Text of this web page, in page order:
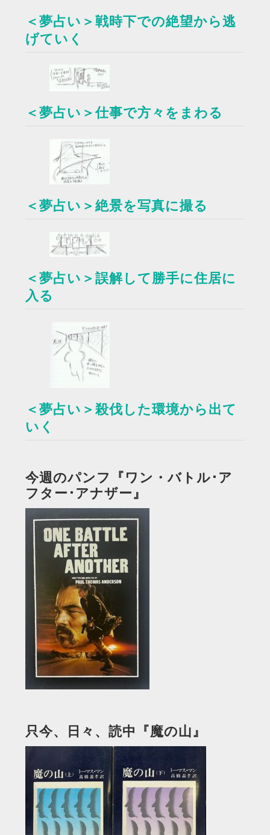
＜夢占い＞戦時下での絶望から逃
げていく
＜夢占い＞仕事で方々をまわる
＜夢占い＞絶景を写真に撮る
＜夢占い＞誤解して勝手に住居に
入る
＜夢占い＞殺伐した環境から出て
いく
今週のパンフ『ワン・バトル･ア
フター･アナザー』
只今、日々、読中『魔の山』